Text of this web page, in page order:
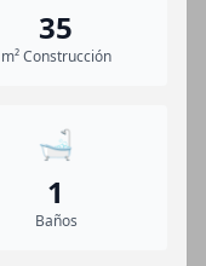
35
m² Construcción
🛁
1
Baños